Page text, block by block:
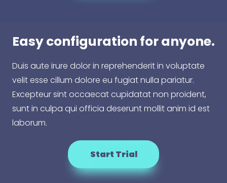
Easy configuration for anyone.
Duis aute irure dolor in reprehenderit in voluptate
velit esse cillum dolore eu fugiat nulla pariatur.
Excepteur sint occaecat cupidatat non proident,
sunt in culpa qui officia deserunt mollit anim id est
laborum.
Start Trial